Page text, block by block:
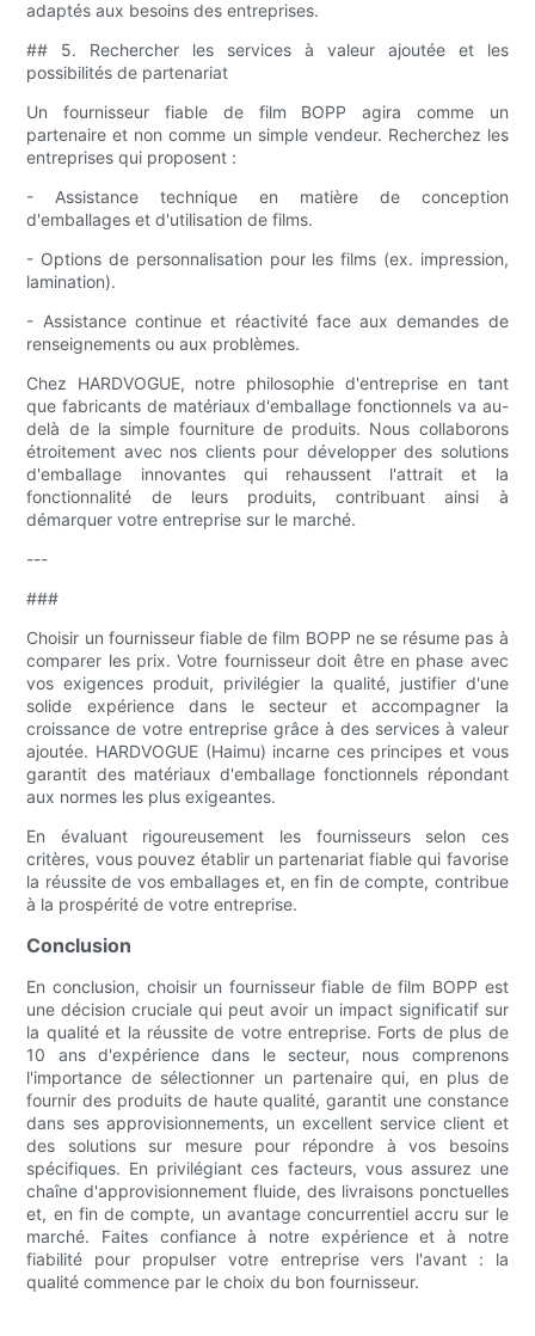
adaptés aux besoins des entreprises.
## 5. Rechercher les services à valeur ajoutée et les
possibilités de partenariat
Un fournisseur fiable de film BOPP agira comme un
partenaire et non comme un simple vendeur. Recherchez les
entreprises qui proposent :
- Assistance technique en matière de conception
d'emballages et d'utilisation de films.
- Options de personnalisation pour les films (ex. impression,
lamination).
- Assistance continue et réactivité face aux demandes de
renseignements ou aux problèmes.
Chez HARDVOGUE, notre philosophie d'entreprise en tant
que fabricants de matériaux d'emballage fonctionnels va au-
delà de la simple fourniture de produits. Nous collaborons
étroitement avec nos clients pour développer des solutions
d'emballage innovantes qui rehaussent l'attrait et la
fonctionnalité de leurs produits, contribuant ainsi à
démarquer votre entreprise sur le marché.
---
###
Choisir un fournisseur fiable de film BOPP ne se résume pas à
comparer les prix. Votre fournisseur doit être en phase avec
vos exigences produit, privilégier la qualité, justifier d'une
solide expérience dans le secteur et accompagner la
croissance de votre entreprise grâce à des services à valeur
ajoutée. HARDVOGUE (Haimu) incarne ces principes et vous
garantit des matériaux d'emballage fonctionnels répondant
aux normes les plus exigeantes.
En évaluant rigoureusement les fournisseurs selon ces
critères, vous pouvez établir un partenariat fiable qui favorise
la réussite de vos emballages et, en fin de compte, contribue
à la prospérité de votre entreprise.
Conclusion
En conclusion, choisir un fournisseur fiable de film BOPP est
une décision cruciale qui peut avoir un impact significatif sur
la qualité et la réussite de votre entreprise. Forts de plus de
10 ans d'expérience dans le secteur, nous comprenons
l'importance de sélectionner un partenaire qui, en plus de
fournir des produits de haute qualité, garantit une constance
dans ses approvisionnements, un excellent service client et
des solutions sur mesure pour répondre à vos besoins
spécifiques. En privilégiant ces facteurs, vous assurez une
chaîne d'approvisionnement fluide, des livraisons ponctuelles
et, en fin de compte, un avantage concurrentiel accru sur le
marché. Faites confiance à notre expérience et à notre
fiabilité pour propulser votre entreprise vers l'avant : la
qualité commence par le choix du bon fournisseur.